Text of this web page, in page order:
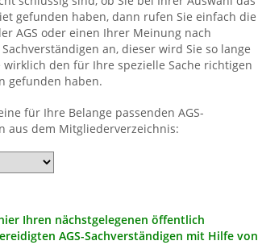
gefunden haben, dann rufen Sie einfach die
AGS oder einen Ihrer Meinung nach
an, dieser wird Sie so lange
wirklich den für Ihre spezielle Sache richtigen
gefunden haben.
für Ihre Belange passenden AGS-
aus dem Mitgliederverzeichnis:
Ihren nächstgelegenen öffentlich
AGS-Sachverständigen mit Hilfe von